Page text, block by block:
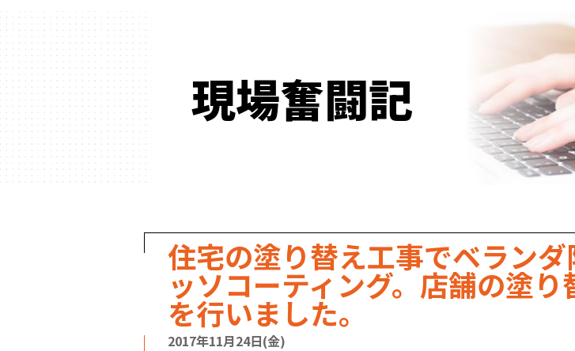
いる方へ
喜んでいただけ
る３つの理由
例
色の事例
お客様との交流
を大切に
見積書の見方
塗装コラム
塗料コラム
現場奮闘記
住宅の塗り替え工事でベランダ
ッソコーティング。店舗の塗り
を行いました。
2017年11月24日(金)